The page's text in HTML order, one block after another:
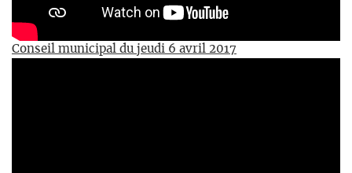
Conseil municipal du jeudi 6 avril 2017